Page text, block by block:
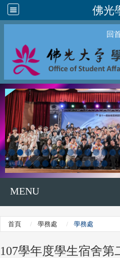
佛光
回
MENU
首頁 學務處 學務處
107學年度學生宿舍第